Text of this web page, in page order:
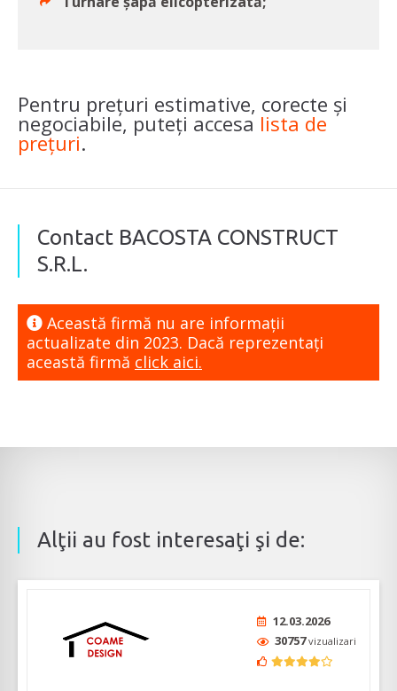
Pentru prețuri estimative, corecte și
negociabile, puteți accesa lista de
prețuri.
Contact BACOSTA CONSTRUCT
S.R.L.
Această firmă nu are informaţii
actualizate din 2023. Dacă reprezentaţi
această firmă click aici.
Alţii au fost interesaţi şi de:
12.03.2026
30757vizualizari